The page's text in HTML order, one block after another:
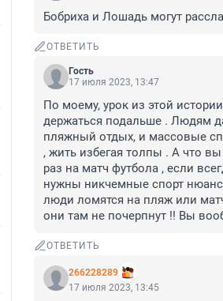
Бобриха и Лошадь могут
ОТВЕТИТЬ
Гость
17 июля 2023, 13:47
По моему, урок из этой
держаться подальше . Людям
пляжный отдых, и массовые
, жить избегая толпы . А что
раз на матч футбола , если
нужны никчемные спорт
люди ломятся на пляж или
они там не почерпнут !! Вы
ОТВЕТИТЬ
266228289
17 июля 2023, 13:45